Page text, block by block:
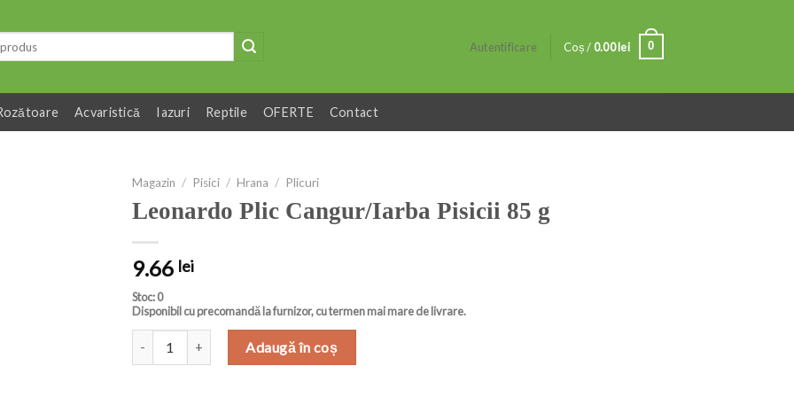
Autentificare Coș /0.00lei 0
Acvaristică Iazuri Reptile OFERTE Contact
Magazin / Pisici / Hrana / Plicuri
Leonardo Plic Cangur/Iarba Pisicii 85 g
9.66 lei
Stoc: 0
Disponibil cu precomandă la furnizor, cu termen mai mare de livrare.
Cantitate Leonardo Plic Cangur/Iarba Pisicii 85 g
Adaugă în coș